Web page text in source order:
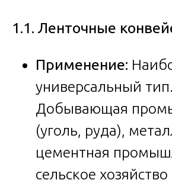
1.1. Ленточные
Применение:
универсальный тип.
Добывающая
(уголь, руда),
цементная
сельское